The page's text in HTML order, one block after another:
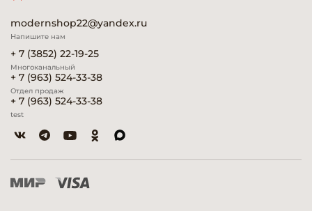
modernshop22@yandex.ru
Напишите нам
+ 7 (3852) 22-19-25
Многоканальный
+ 7 (963) 524-33-38
Отдел продаж
+ 7 (963) 524-33-38
test